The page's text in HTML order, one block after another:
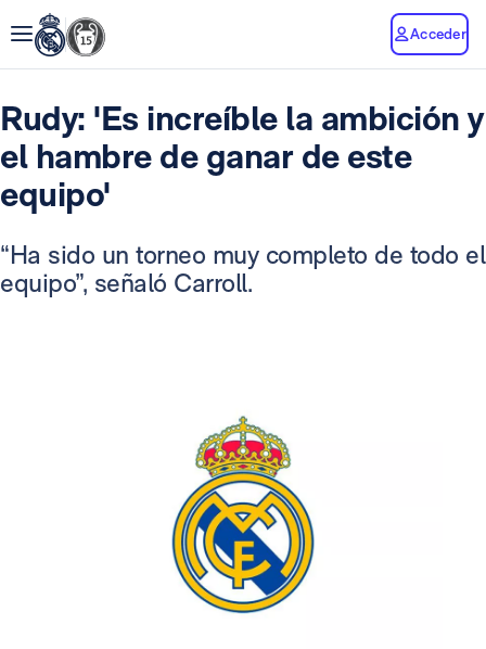
Acceder
Rudy: 'Es increíble la ambición y
el hambre de ganar de este
equipo'
“Ha sido un torneo muy completo de todo el
equipo”, señaló Carroll.